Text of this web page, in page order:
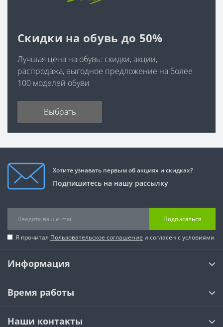
Скидки на обувь до 50%
Лучшая цена на обувь: скидки, акции,
распродажа, выгодное предложение на более
100 моделей обуви
Выбрать
Хотите узнавать первым об акциях и скидках?
Подпишитесь на нашу рассылку
Подписаться
Я прочитал Пользовательское соглашение и согласен с условиями
Информация
Время работы
Наши контакты